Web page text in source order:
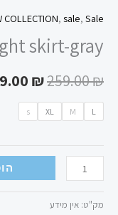
COLLECTION, sale, Sale
skirt-gray
259.00₪
₪
L
M
XL
s
מק"ט: אין מידע